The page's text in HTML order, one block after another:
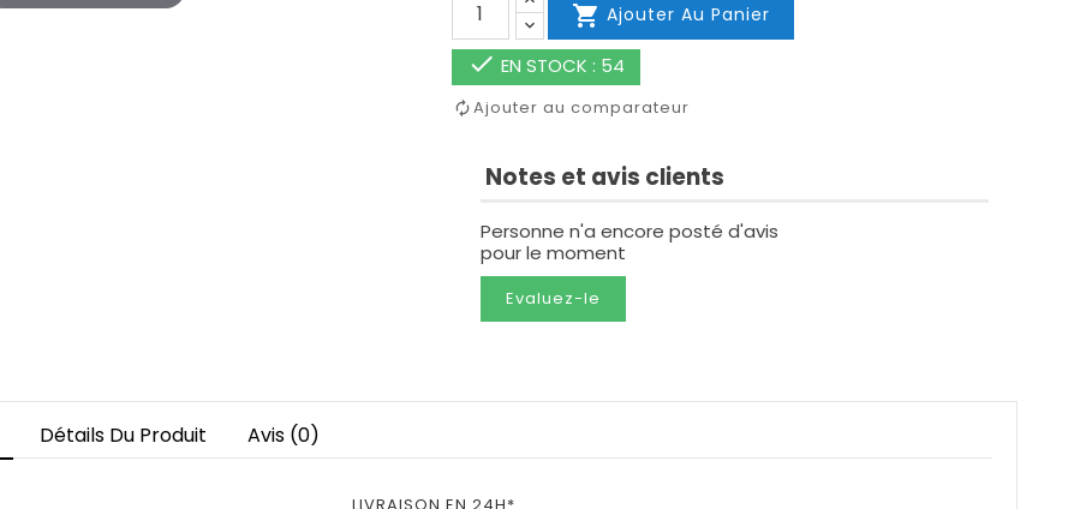
 Ajouter Au Panier
 EN STOCK : 54
Ajouter au comparateur
Notes et avis clients
Personne n'a encore posté d'avis
pour le moment
Evaluez-le
Détails Du Produit Avis (0)